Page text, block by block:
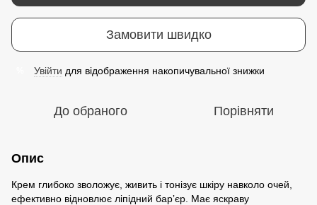
Замовити швидко
Увійти для відображення накопичувальної знижки
До обраного Порівняти
Опис
Крем глибоко зволожує, живить і тонізує шкіру навколо очей,
ефективно відновлює ліпідний барʼєр. Має яскраву